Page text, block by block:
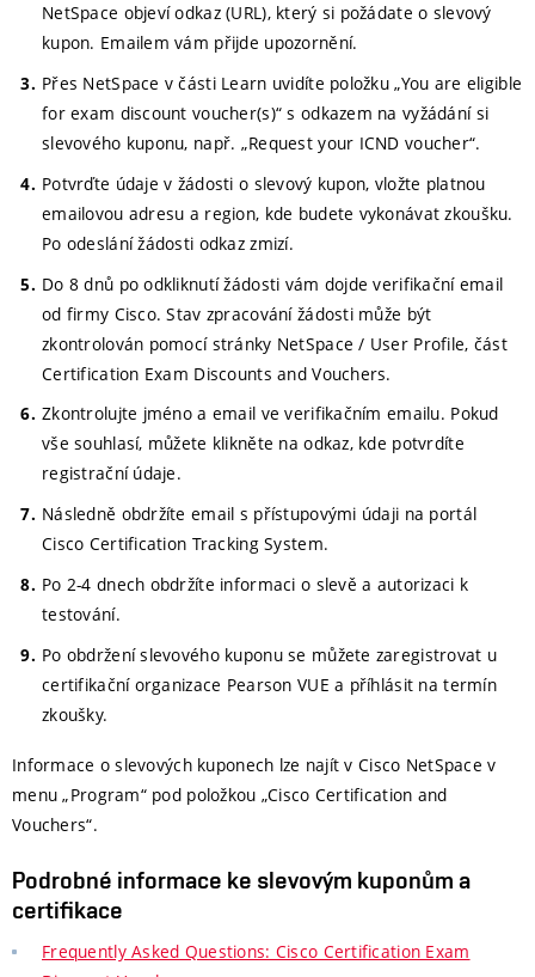
NetSpace objeví odkaz (URL), který si požádate o slevový
kupon. Emailem vám přijde upozornění.
Přes NetSpace v části Learn uvidíte položku „You are eligible
for exam discount voucher(s)“ s odkazem na vyžádání si
slevového kuponu, např. „Request your ICND voucher“.
Potvrďte údaje v žádosti o slevový kupon, vložte platnou
emailovou adresu a region, kde budete vykonávat zkoušku.
Po odeslání žádosti odkaz zmizí.
Do 8 dnů po odkliknutí žádosti vám dojde verifikační email
od firmy Cisco. Stav zpracování žádosti může být
zkontrolován pomocí stránky NetSpace / User Profile, část
Certification Exam Discounts and Vouchers.
Zkontrolujte jméno a email ve verifikačním emailu. Pokud
vše souhlasí, můžete klikněte na odkaz, kde potvrdíte
registrační údaje.
Následně obdržíte email s přístupovými údaji na portál
Cisco Certification Tracking System.
Po 2-4 dnech obdržíte informaci o slevě a autorizaci k
testování.
Po obdržení slevového kuponu se můžete zaregistrovat u
certifikační organizace Pearson VUE a příhlásit na termín
zkoušky.
Informace o slevových kuponech lze najít v Cisco NetSpace v
menu „Program“ pod položkou „Cisco Certification and
Vouchers“.
Podrobné informace ke slevovým kuponům a
certifikace
Frequently Asked Questions: Cisco Certification Exam